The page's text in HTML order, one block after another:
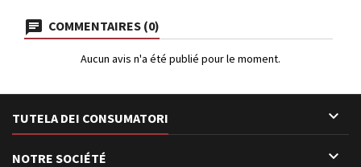
COMMENTAIRES (0)
Aucun avis n'a été publié pour le moment.
TUTELA DEI CONSUMATORI 
NOTRE SOCIÉTÉ 